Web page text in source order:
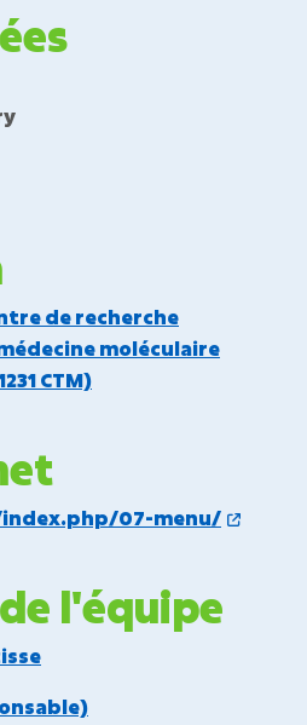
de recherche
moléculaire
CTM)
07-menu/
l'équipe